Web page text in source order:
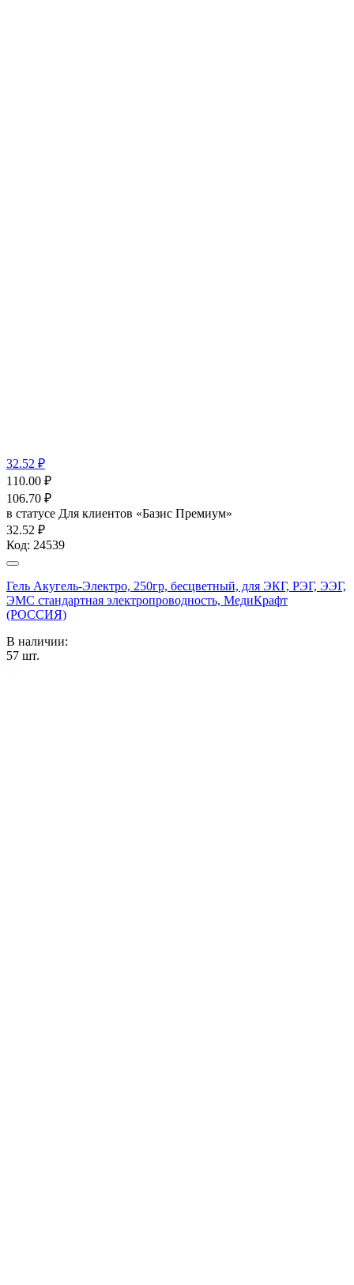
32.52 ₽
110.00 ₽
106.70 ₽
в статусе Для клиентов «Базис Премиум»
32.52 ₽
Код: 24539
Гель Акугель-Электро, 250гр, бесцветный, для ЭКГ, РЭГ, ЭЭГ,
ЭМС стандартная электропроводность, МедиКрафт
(РОССИЯ)
В наличии:
57 шт.